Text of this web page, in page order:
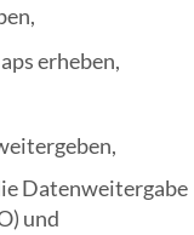
erheben,
Datenweitergabe
und